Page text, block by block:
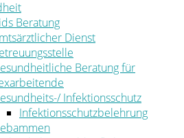
Beratung
Dienst
Beratung für
Infektionsschutz
Infektionsschutzbelehrung